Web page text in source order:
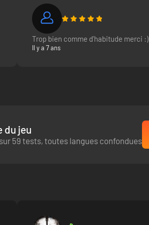
Trop bien comme d'habitude merci :)
Il y a 7 ans
du jeu
59 tests, toutes langues confondues